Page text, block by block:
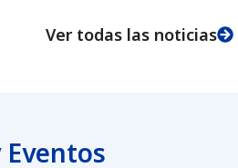
Ver todas las noticias